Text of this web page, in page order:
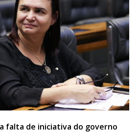
falta de iniciativa do governo